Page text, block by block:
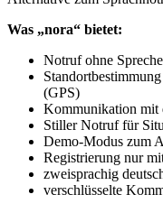
Was „nora“ bietet:
Notruf ohne
(GPS)
Kommunikation mit
Stiller Notruf für
Demo-Modus zum
Registrierung nur
zweisprachig
verschlüsselte